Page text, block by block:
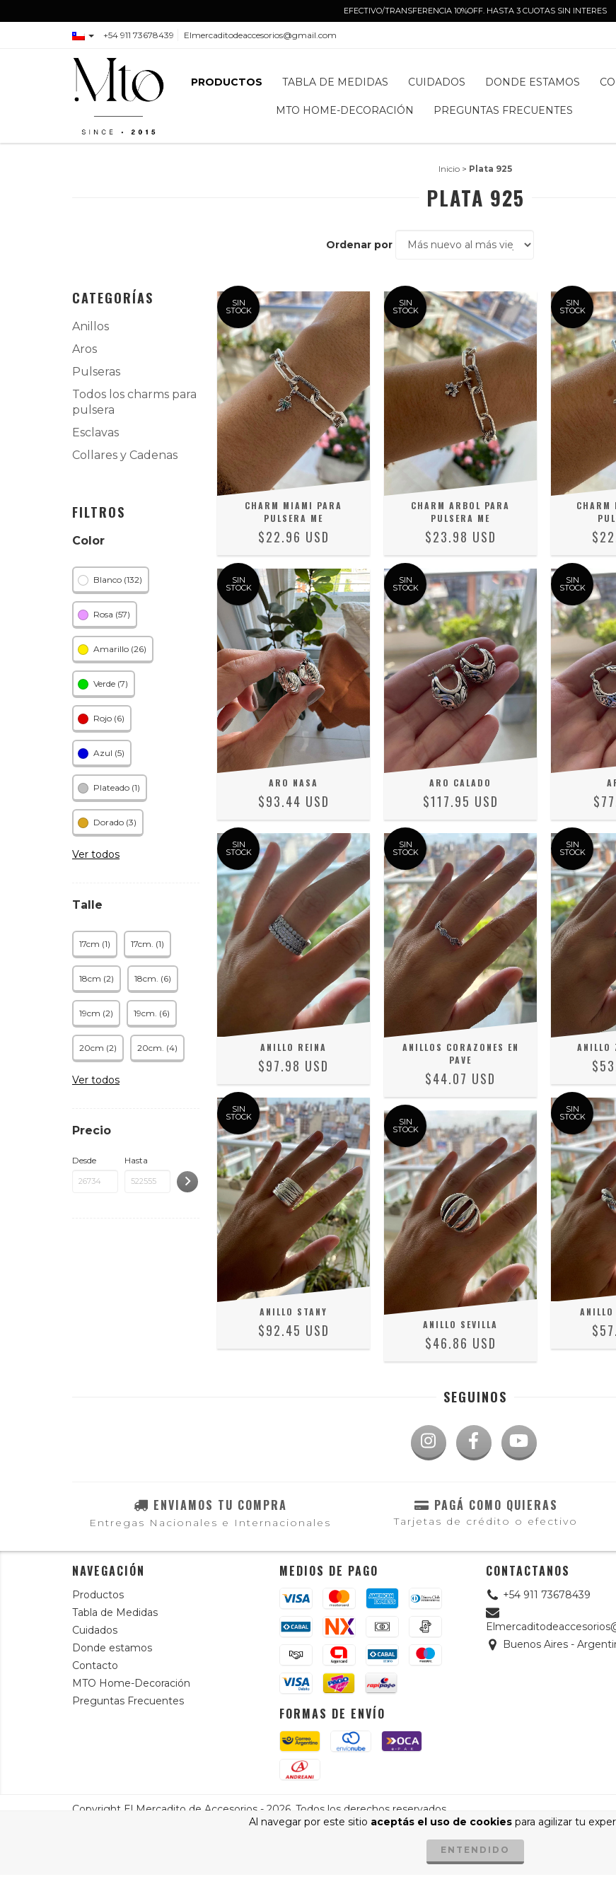
Al navegar por este sitio aceptás el uso de cookiespara agilizar tu
ENTENDIDO
EFECTIVO/TRANSFERENCIA 10%OFF. HASTA 3 CUOTAS SIN INTERES
+54 911 73678439 Elmercaditodeaccesorios@gmail.com
PRODUCTOS TABLA DE MEDIDAS CUIDADOS DONDE ESTAMOS
MTO HOME-DECORACIÓN PREGUNTAS FRECUENTES
Inicio > Plata 925
PLATA 925
Ordenar por
CATEGORÍAS
Anillos
Aros
Pulseras
Todos los charms para
pulsera
Esclavas
Collares y Cadenas
FILTROS
Color
Blanco (132)
Rosa (57)
Amarillo (26)
Verde (7)
Rojo (6)
Azul (5)
Plateado (1)
Dorado (3)
Ver todos
Talle
17cm (1) 17cm. (1)
18cm (2) 18cm. (6)
19cm (2) 19cm. (6)
20cm (2) 20cm. (4)
Ver todos
Precio
Desde Hasta
SIN
STOCK
CHARM MIAMI PARA
PULSERA ME
$22.96 USD
SIN
STOCK
CHARM ARBOL PARA
PULSERA ME
$23.98 USD
SIN
STOCK
CHARM
SIN
STOCK
ARO NASA
$93.44 USD
SIN
STOCK
ARO CALADO
$117.95 USD
SIN
STOCK
SIN
STOCK
ANILLO REINA
$97.98 USD
SIN
STOCK
ANILLOS CORAZONES EN
PAVE
$44.07 USD
SIN
STOCK
ANILLO
SIN
STOCK
ANILLO STANY
$92.45 USD
SIN
STOCK
ANILLO SEVILLA
$46.86 USD
SIN
STOCK
ANILLO
SEGUINOS
ENVIAMOS TU COMPRA
Entregas Nacionales e Internacionales
PAGÁ COMO QUIERAS
Tarjetas de crédito o efectivo
NAVEGACIÓN
Productos
Tabla de Medidas
Cuidados
Donde estamos
Contacto
MTO Home-Decoración
Preguntas Frecuentes
MEDIOS DE PAGO
FORMAS DE ENVÍO
CONTACTANOS
+54 911 73678439
Buenos Aires -
Copyright El Mercadito de Accesorios - 2026. Todos los derechos reservados.
Defensa de las y los consumidores. Para reclamos ingresa aquí. / Botón de arrepentimiento